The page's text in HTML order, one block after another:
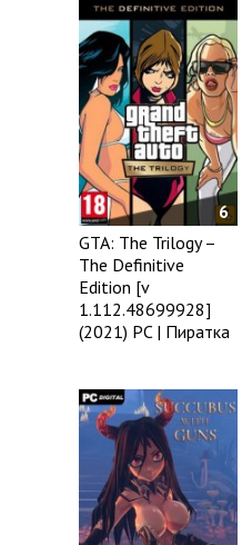
6
GTA: The Trilogy –
The Definitive
Edition [v
1.112.48699928]
(2021) PC | Пиратка